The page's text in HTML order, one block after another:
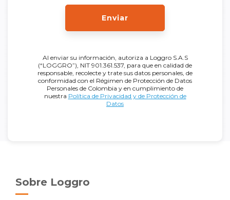
Enviar
Al enviar su información, autoriza a Loggro S.A.S
(“LOGGRO”), NIT 901.361.537, para que en calidad de
responsable, recolecte y trate sus datos personales, de
conformidad con el Régimen de Protección de Datos
Personales de Colombia y en cumplimiento de
nuestra Política de Privacidad y de Protección de
Datos
Sobre Loggro